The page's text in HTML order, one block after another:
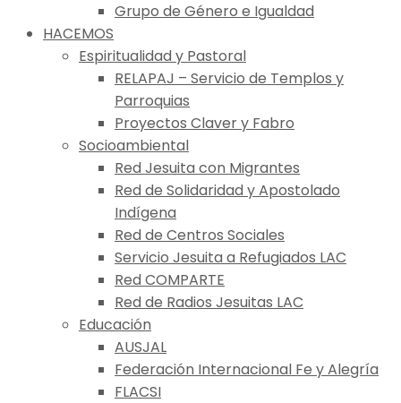
Grupo de Género e Igualdad
HACEMOS
Espiritualidad y Pastoral
RELAPAJ – Servicio de Templos y
Parroquias
Proyectos Claver y Fabro
Socioambiental
Red Jesuita con Migrantes
Red de Solidaridad y Apostolado
Indígena
Red de Centros Sociales
Servicio Jesuita a Refugiados LAC
Red COMPARTE
Red de Radios Jesuitas LAC
Educación
AUSJAL
Federación Internacional Fe y Alegría
FLACSI